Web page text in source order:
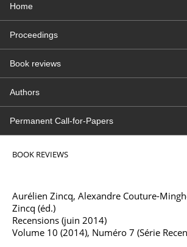
Home
Proceedings
Book reviews
Authors
Permanent Call-for-Papers
BOOK REVIEWS
Aurélien Zincq, Alexandre Couture-
Zincq (éd.)
Recensions (juin 2014)
Volume 10 (2014), Numéro 7 (Série